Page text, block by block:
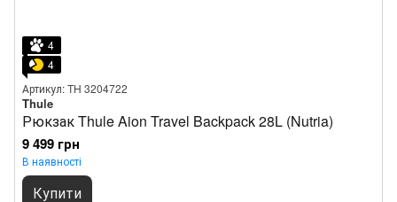
4
4
Артикул: TH 3204722
Thule
Рюкзак Thule Aion Travel Backpack 28L (Nutria)
9 499 грн
В наявності
Купити